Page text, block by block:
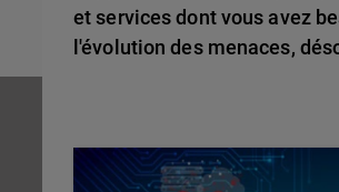
et services dont vous avez
l'évolution des menaces,